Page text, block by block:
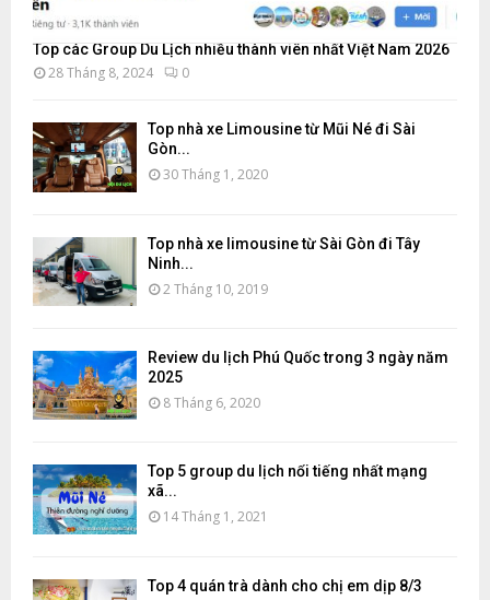
Top các Group Du Lịch nhiều thành viên nhất Việt Nam 2026
28 Tháng 8, 2024 0
Top nhà xe Limousine từ Mũi Né đi Sài
Gòn...
30 Tháng 1, 2020
Top nhà xe limousine từ Sài Gòn đi Tây
Ninh...
2 Tháng 10, 2019
Review du lịch Phú Quốc trong 3 ngày năm
2025
8 Tháng 6, 2020
Top 5 group du lịch nổi tiếng nhất mạng
xã...
14 Tháng 1, 2021
Top 4 quán trà dành cho chị em dịp 8/3